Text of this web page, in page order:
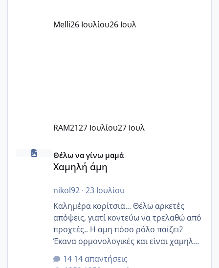
Εγώ πήγα σε έναν ιδιωτικό παιδικό στ
Melli26 Ιουλίου26 Ιουλ
RAM2127 Ιουλίου27 Ιουλ
Χαμηλή άμη
Θέλω να γίνω μαμά
Χαμηλή άμη
nikol92· 23 Ιουλίου
Καλημέρα κορίτσια... Θέλω αρκετές
απόψεις, γιατί κοντεύω να τρελαθώ από
προχτές.. Η αμη πόσο ρόλο παίζει?
Έκανα ορμονολογικές και είναι χαμηλή
για την ηλικία μου.. Είχα ήδη μια
εγκυμοσύνη, που έπρεπε να τερματιστεί
14 απαντήσεις